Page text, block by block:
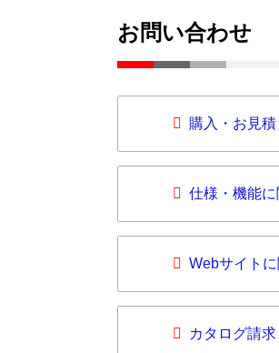
お問い合わせ
購入・お見
仕様・機能
Webサイト
カタログ請求